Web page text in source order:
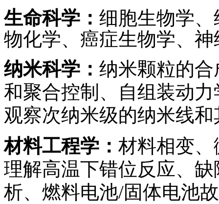
生命科学： 细胞生物学
物化学、癌症生物学、神
纳米科学： 纳米颗粒的
和聚合控制、自组装动
观察次纳米级的纳米线
材料工程学： 材料相变
理解高温下错位反应、
析、燃料电池/固体电池